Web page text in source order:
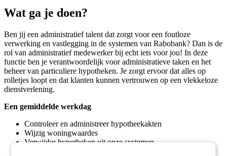
Wat ga je doen?
Ben jij een administratief talent dat zorgt voor een foutloze
verwerking en vastlegging in de systemen van Rabobank? Dan is de
rol van administratief medewerker bij echt iets voor jou! In deze
functie ben je verantwoordelijk voor administratieve taken en het
beheer van particuliere hypotheken. Je zorgt ervoor dat alles op
rolletjes loopt en dat klanten kunnen vertrouwen op een vlekkeloze
dienstverlening.
Een gemiddelde werkdag
Controleer en administreer hypotheekakten
Wijzig woningwaardes
Verwijder hypotheken uit onze systemen